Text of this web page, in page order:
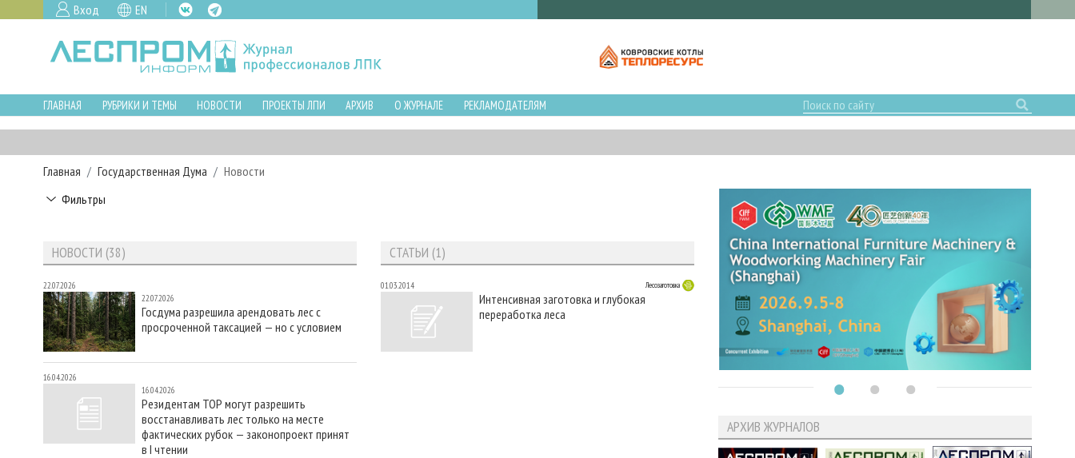
Вход EN
ГЛАВНАЯ РУБРИКИ И ТЕМЫ НОВОСТИ ПРОЕКТЫ ЛПИ АРХИВ О ЖУРНАЛЕ РЕКЛАМОДАТЕЛЯМ
Главная Государственная Дума
Новости
Фильтры
НОВОСТИ (38)
22.07.2026
22.07.2026
Госдума разрешила арендовать лес с
просроченной таксацией — но с условием
16.04.2026
16.04.2026
Резидентам ТОР могут разрешить
восстанавливать лес только на месте
фактических рубок — законопроект принят
в I чтении
СТАТЬИ (1)
01.03.2014 Лесозаготовка
Интенсивная заготовка и глубокая
переработка леса
АРХИВ ЖУРНАЛОВ